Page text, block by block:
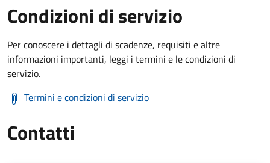
Condizioni di servizio
Per conoscere i dettagli di scadenze, requisiti e altre
informazioni importanti, leggi i termini e le condizioni di
servizio.
Termini e condizioni di servizio
Contatti